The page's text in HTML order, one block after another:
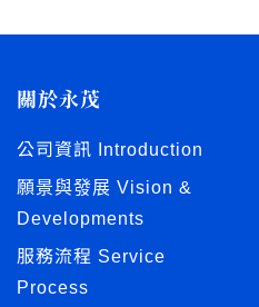
關於永茂
公司資訊 Introduction
願景與發展 Vision &
Developments
服務流程 Service
Process